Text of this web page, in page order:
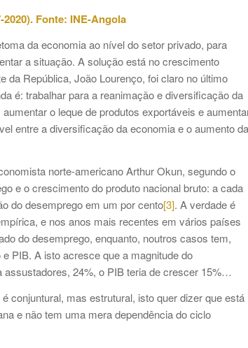
Fonte: INE-Angola
da economia ao nível do setor privado, para
a situação. A solução está no crescimento
República, João Lourenço, foi claro no último
é: trabalhar para a reanimação e diversificação da
o leque de produtos exportáveis e
entre a diversificação da economia e o aumento da
norte-americano Arthur Okun, segundo o
e o crescimento do produto nacional bruto: a cada
do desemprego em um por cento[3]. A verdade é
e nos anos mais recentes em vários países
do desemprego, enquanto, noutros casos tem,
PIB. A isto acresce que a magnitude do
assustadores, 24%, o PIB teria de crescer 15%…
conjuntural, mas estrutural, isto quer dizer que está
e não tem uma mera dependência do ciclo